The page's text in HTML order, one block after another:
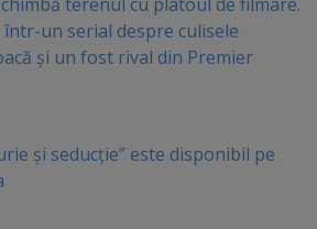
un serial despre culisele
şi un fost rival din Premier
și seducție” este disponibil pe